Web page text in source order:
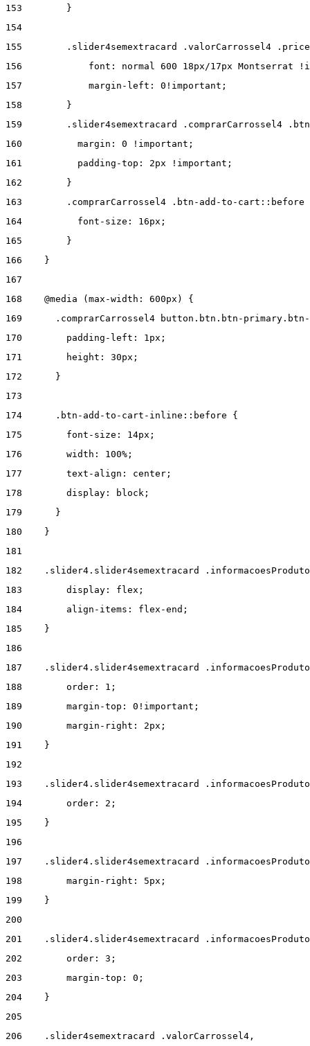
153
        }
154
155
.slider4semextracard .valorCarrossel4
156
font: normal 600 18px/17px Montserrat
157
            margin-left: 0!important;
158
        }
159
.slider4semextracard .comprarCarrossel4
160
          margin: 0 !important;
161
          padding-top: 2px !important;
162
        }
163
.comprarCarrossel4 .btn-add-to-
164
          font-size: 16px;
165
        }
166
    }
167
168
    @media (max-width: 600px) {
169
.comprarCarrossel4 button.btn.btn-
170
        padding-left: 1px;
171
        height: 30px;
172
      }
173
174
      .btn-add-to-cart-inline::before {
175
        font-size: 14px;
176
        width: 100%;
177
        text-align: center;
178
        display: block;
179
      }
180
    }
181
182
.slider4.slider4semextracard
183
        display: flex;
184
        align-items: flex-end;
185
    }
186
187
.slider4.slider4semextracard
188
        order: 1;
189
        margin-top: 0!important;
190
        margin-right: 2px;
191
    }
192
193
.slider4.slider4semextracard
194
        order: 2;
195
    }
196
197
.slider4.slider4semextracard
198
        margin-right: 5px;
199
    }
200
201
.slider4.slider4semextracard
202
        order: 3;
203
        margin-top: 0;
204
    }
205
206
    .slider4semextracard .valorCarrossel4,